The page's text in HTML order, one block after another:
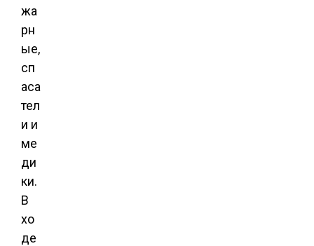
жа
рн
ые,
сп
аса
тел
и и
ме
ди
ки.
В
хо
де